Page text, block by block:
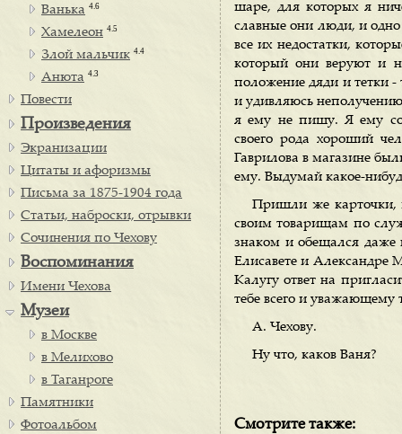
шаре, для которых я
славные они люди, и одно
все их недостатки,
который они веруют и
положение дяди и тетки
и удивляюсь
я ему не пишу. Я ему
своего рода хороший
Гаврилова в магазине
ему. Выдумай какое-
Пришли же карточки,
своим товарищам по
знаком и обещался
Елисавете и
Калугу ответ на
тебе всего и уважающему
А. Чехову.
Ну что, каков Ваня?
Смотрите также:
Ванька 4.6
Хамелеон 4.5
Злой мальчик 4.4
Анюта 4.3
Повести
Произведения
Экранизации
Цитаты и афоризмы
Письма за 1875-1904 года
Статьи, наброски, отрывки
Сочинения по Чехову
Воспоминания
Имени Чехова
Музеи
в Москве
в Мелихово
в Таганроге
Памятники
Фотоальбом